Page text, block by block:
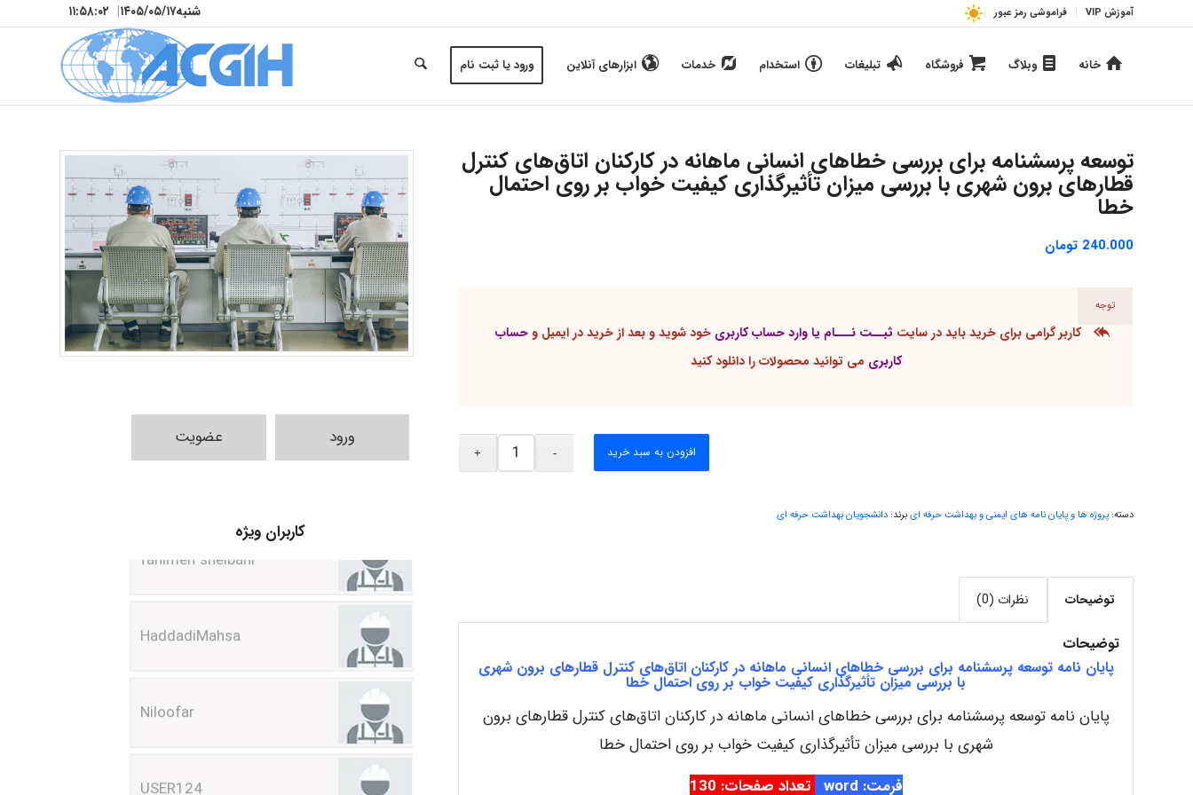
آموزش VIP فراموشی رمز عبور شنبه۱۴۰۵/۰۵/۱۷| ۱۱:۵۸:۰۳
خانه وبلاگ فروشگاه تبلیغات استخدام خدمات ابزارهای آنلاین ورود یا ثبت نام
ورود عضویت
کاربران ویژه
توسعه پرسشنامه برای بررسی خطاهای انسانی ماهانه در کارکنان اتاق‌های کنترل
قطارهای برون‌ شهری با بررسی میزان تأثیرگذاری کیفیت خواب بر روی احتمال
خطا
240.000 تومان
توجه
کاربر گرامی برای خرید باید در سایت ثبــت نـــام یا وارد حساب کاربری خود شوید و بعد از خرید در ایمیل وحساب
کاربری می توانید محصولات را دانلود کنید
افزودن به سبد خرید
دسته: پروژه ها و پایان نامه های ایمنی و بهداشت حرفه ایبرند: دانشجویان بهداشت حرفه ای
توضیحات نظرات (0)
توضیحات
پایان نامه توسعه پرسشنامه برای بررسی خطاهای انسانی ماهانه در کارکنان اتاق‌های کنترل قطارهای برون‌ شهری
با بررسی میزان تأثیرگذاری کیفیت خواب بر روی احتمال خطا
پایان نامه توسعه پرسشنامه برای بررسی خطاهای انسانی ماهانه در کارکنان اتاق‌های کنترل قطارهای برون‌
شهری با بررسی میزان تأثیرگذاری کیفیت خواب بر روی احتمال خطا
فرمت: word
تعداد صفحات: 130